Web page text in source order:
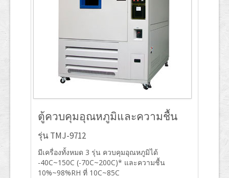
ตู้ควบคุมอุณหภูมิและความชื้น
รุ่น TMJ-9712
มีเครื่องทั้งหมด 3 รุ่น ควบคุมอุณหภูมิได้
-40C~150C (-70C~200C)* และความชื้น
10%~98%RH ที่ 10C~85C